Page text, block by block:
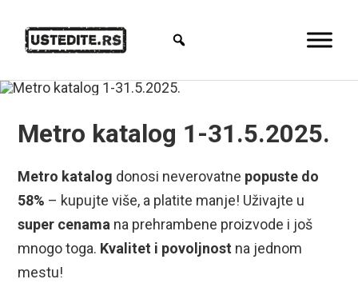
Metro katalog 1-31.5.2025.
Metro katalog donosi neverovatne popuste do
58% – kupujte više, a platite manje! Uživajte u
super cenama na prehrambene proizvode i još
mnogo toga. Kvalitet i povoljnost na jednom
mestu!